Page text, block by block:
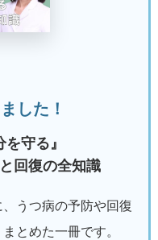
した！
を守る』
回復の全知識
うつ病の予防や回復
とめた一冊です。